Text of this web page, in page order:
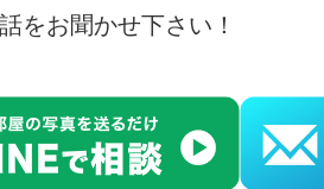
をお聞かせ下さい！